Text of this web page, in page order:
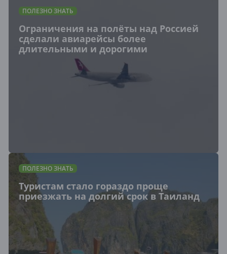
ПОЛЕЗНО ЗНАТЬ
Ограничения на полёты над Россией
сделали авиарейсы более
длительными и дорогими
ПОЛЕЗНО ЗНАТЬ
Туристам стало гораздо проще
приезжать на долгий срок в Таиланд